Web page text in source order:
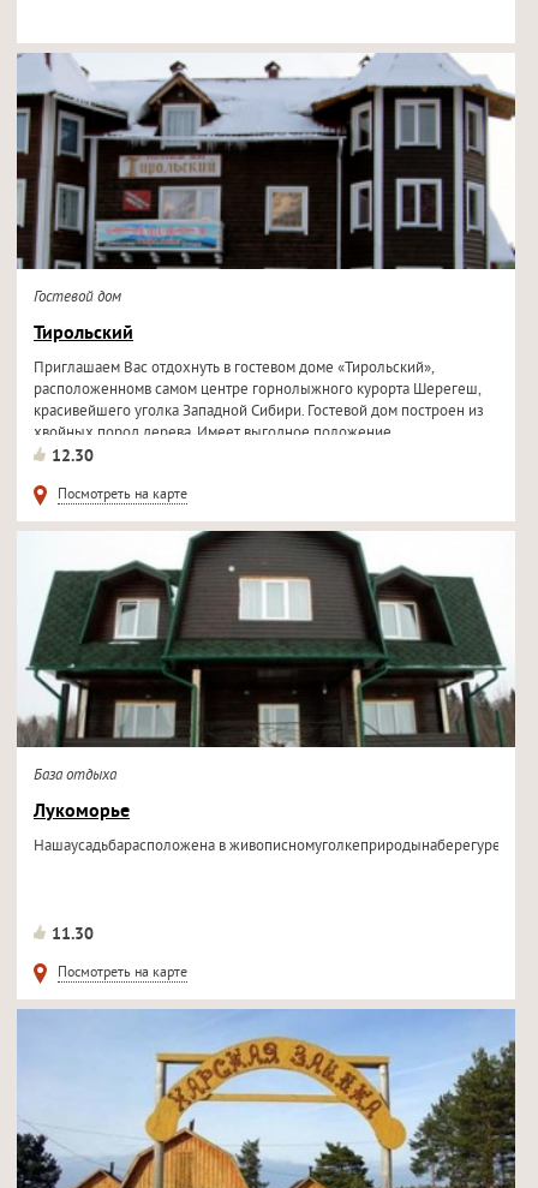
Гостевой дом
Тирольский
Приглашаем Вас отдохнуть в гостевом доме «Тирольский»,
расположенномв самом центре горнолыжного курорта Шерегеш,
красивейшего уголка Западной Сибири. Гостевой дом построен из
хвойных пород дерева. Имеет выгодное положение
относительно...
12.30
Посмотреть на карте
База отдыха
Лукоморье
Нашаусадьбарасположена в живописномуголкеприродынаберегуреки
11.30
Посмотреть на карте